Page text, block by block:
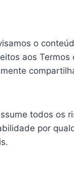
o
aos Termos
todos os
por